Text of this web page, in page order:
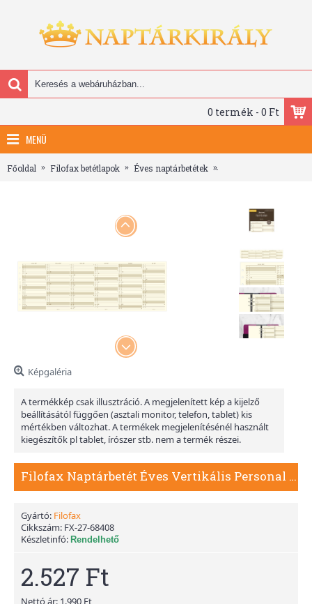
0 termék - 0 Ft
MENÜ
Főoldal Filofax betétlapok Éves naptárbetétek
Képgaléria
A termékkép csak illusztráció. A megjelenített kép a kijelző
beállításától függően (asztali monitor, telefon, tablet) kis
mértékben változhat. A termékek megjelenítésénél használt
kiegészítők pl tablet, írószer stb. nem a termék részei.
Filofax Naptárbetét Éves Vertikális Personal Krém 2027
Gyártó: Filofax
Cikkszám: FX-27-68408
Készletinfó: Rendelhető
2.527 Ft
Nettó ár: 1.990 Ft